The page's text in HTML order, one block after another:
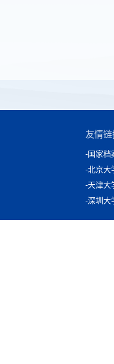
友情
-国家档
-北京大
-天津大
-深圳大